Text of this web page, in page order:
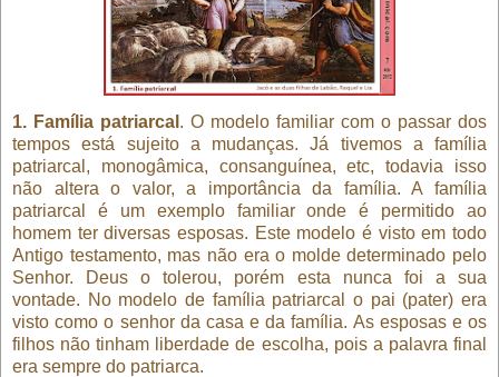
1. Família patriarcal . O modelo familiar com o passar dos
tempos está sujeito a mudanças. Já tivemos a família
patriarcal, monogâmica, consanguínea, etc, todavia isso
não altera o valor, a importância da família. A família
patriarcal é um exemplo familiar onde é permitido ao
homem ter diversas esposas. Este modelo é visto em todo
Antigo testamento, mas não era o molde determinado pelo
Senhor. Deus o tolerou, porém esta nunca foi a sua
vontade. No modelo de família patriarcal o pai (pater) era
visto como o senhor da casa e da família. As esposas e os
filhos não tinham liberdade de escolha, pois a palavra final
era sempre do patriarca.